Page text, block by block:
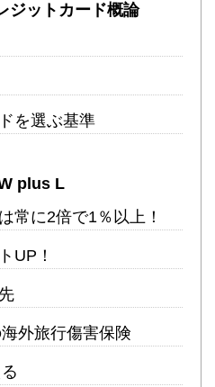
ジットカード概論
を選ぶ基準
plus L
常に2倍で1％以上！
UP！
外旅行傷害保険